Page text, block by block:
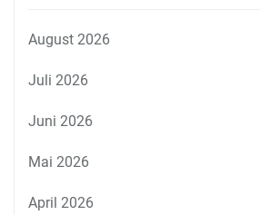
August 2026
Juli 2026
Juni 2026
Mai 2026
April 2026